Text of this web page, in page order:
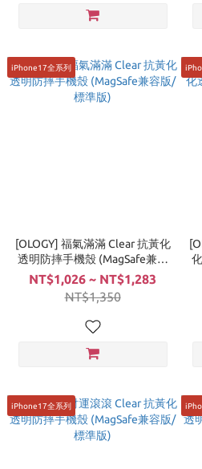
iPhone17全系列
[OLOGY] 福氣滿滿 Clear 抗黃化
透明防摔手機殼 (MagSafe兼容
版/標準版)
NT$1,026 ~ NT$1,283
NT$1,350
iPhone17全系列